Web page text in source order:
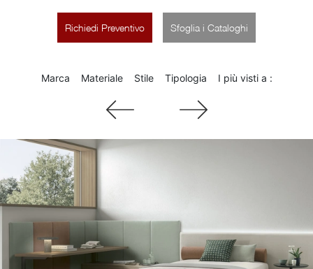
Richiedi Preventivo Sfoglia i Cataloghi
Marca Materiale Stile Tipologia I più visti a :